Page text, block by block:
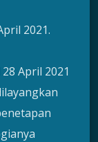
2021.
April 2021